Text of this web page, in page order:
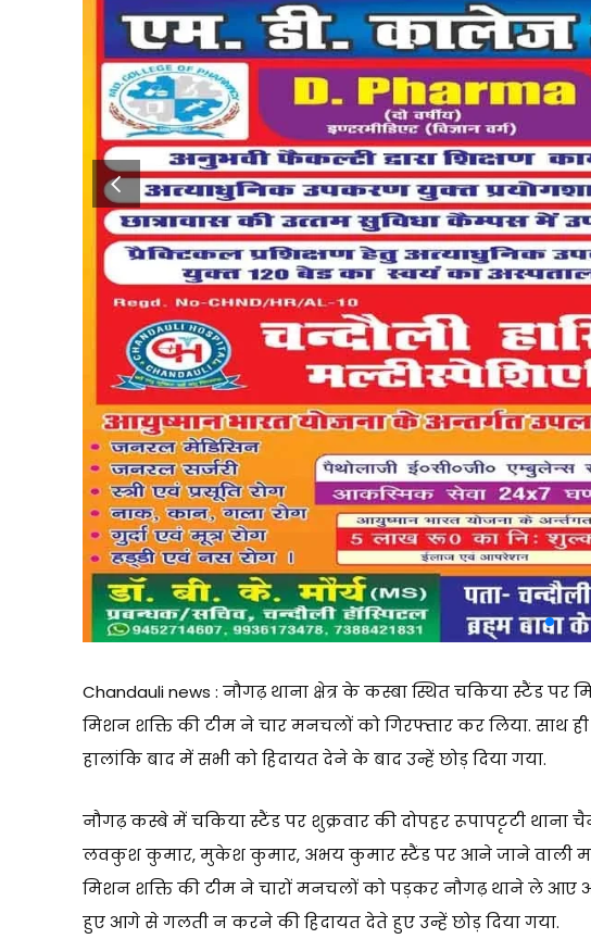
Chandauli news : नौगढ़ थाना क्षेत्र के कस्बा स्थित चकिया स्टैंड
मिशन शक्ति की टीम ने चार मनचलों को गिरफ्तार कर लिया.
हालांकि बाद में सभी को हिदायत देने के बाद उन्हें छोड़ दिया गया.
नौगढ़ कस्बे में चकिया स्टैंड पर शुक्रवार की दोपहर रूपापटृटी
लवकुश कुमार, मुकेश कुमार, अभय कुमार स्टैंड पर आने जाने वाली
मिशन शक्ति की टीम ने चारों मनचलों को पड़कर नौगढ़ थाने ले
हुए आगे से गलती न करने की हिदायत देते हुए उन्हें छोड़ दिया गया.